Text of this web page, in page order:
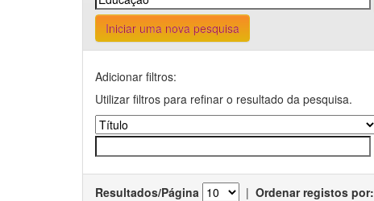
Iniciar uma nova pesquisa
Adicionar filtros:
Utilizar filtros para refinar o resultado da pesquisa.
Resultados/Página | Ordenar registos por: